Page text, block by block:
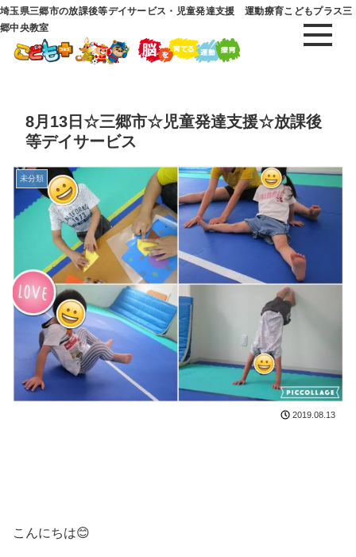
埼玉県三郷市の放課後等デイサービス・児童発達支援 運動療育こどもプラス三
郷中央教室
8月13日☆三郷市☆児童発達支援☆放課後
等デイサービス
未分類
2019.08.13
こんにちは😊